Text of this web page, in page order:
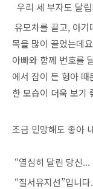
우리 세 부자도 달
유모차를 끌고, 아기
목을 많이 끌었는데
아빠와 함께 번호를
에서 잠이 든 형아
한 모습이 더욱 보기
조금 민망해도 좋아
“열심히 달린 당신
“질서유지선”입니다.